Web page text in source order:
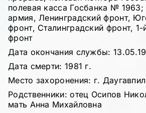
полевая касса Госбанка №
армия, Ленинградский фронт,
фронт, Сталинградский фронт, 1-
фронт
Дата окончания службы:
Дата смерти: 1981 г.
Место захоронения: г.
Родственники: отец Осипов
мать Анна Михайловна